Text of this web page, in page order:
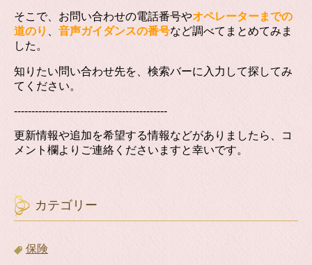
そこで、お問い合わせの電話番号やオペレーターまでの
道のり
音声ガイダンスの番号など調べてまとめてみま
した。
知りたい問い合わせ先を、検索バーに入力して探してみ
てください。
--------------------------------------------
更新情報や追加を希望する情報などがありましたら、コ
メント欄よりご連絡くださいますと幸いです。
カテゴリー
保険